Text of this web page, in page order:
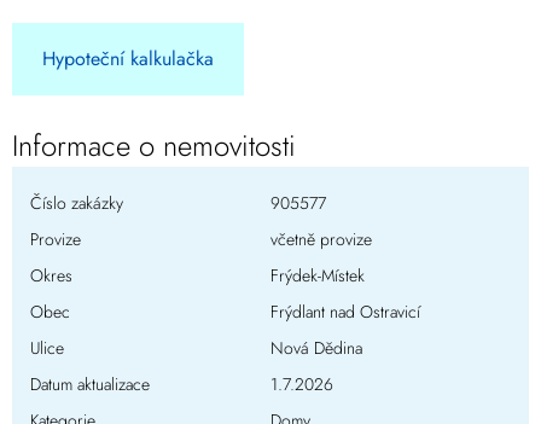
Hypoteční kalkulačka
Informace o nemovitosti
Číslo zakázky
905577
Provize
včetně provize
Okres
Frýdek-Místek
Obec
Frýdlant nad Ostravicí
Ulice
Nová Dědina
Datum aktualizace
1.7.2026